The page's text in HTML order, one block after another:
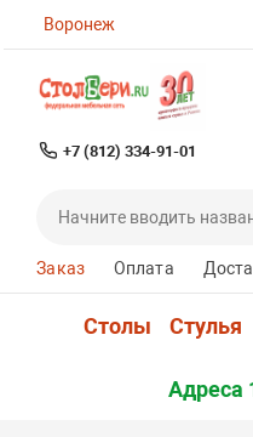
Воронеж
+7 (812) 334-91-01
Заказ Оплата
Столы Стулья
Адреса